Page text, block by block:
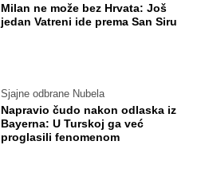
Milan ne može bez Hrvata: Još
jedan Vatreni ide prema San Siru
Sjajne odbrane Nubela
Napravio čudo nakon odlaska iz
Bayerna: U Turskoj ga već
proglasili fenomenom